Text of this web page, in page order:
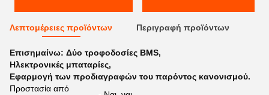
Λεπτομέρειες προϊόντων Περιγραφή προϊόντων
Επισημαίνω: Δύο τροφοδοσίες BMS,
Ηλεκτρονικές μπαταρίες,
Εφαρμογή των προδιαγραφών του παρόντος κανονισμού.
Προστασία από